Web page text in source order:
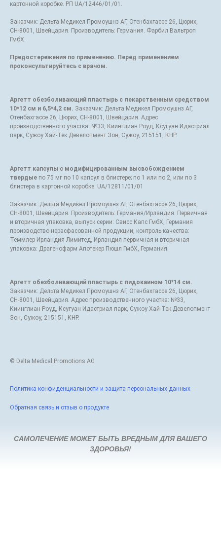
картонной коробке. РП UA/12446/01/01.
Заказчик: Дельта Медикел Промоушнз АГ, Отенбахгассе 26, Цюрих,
СН-8001, Швейцария. Производитель: Германия. Фарбил Вальтроп
ГмбХ.
Предостережения по применению. Перед применением
проконсультируйтесь с врачом.
Аргетт обезболивающий пластырь с лекарственным средством
10*12 см и 6,5*4,2 см. Заказчик: Дельта Медикел Промоушнз АГ,
Отенбахгассе 26, Цюрих, СН-8001, Швейцария. Адрес
производственного участка: №33, Киинглиан Роуд, Ксугуан Идастриал
парк, Сужоу Хай-Тек Девелопмент Зон, Сужоу, 215151, КНР.
Аргетт капсулы с модифицированным высвобождением
твердые по 75 мг по 10 капсул в блистере; по 1 или по 2, или по 3
блистера в картонной коробке. UA/12811/01/01
Заказчик: Дельта Медикел Промоушнз АГ, Отенбахгассе 26, Цюрих,
СН-8001, Швейцария. Производитель: Германия/Ирландия. Первичная
и вторичная упаковка, выпуск серии: Свисс Капс ГмбХ, Германия
производство нерасфасованной продукции, контроль качества:
Теммлер Ирландия Лимитед, Ирландия первичная и вторичная
упаковка: Драгенофарм Апотекер Пюшл ГмбХ, Германия.
Аргетт обезболивающий пластырь с лидокаином 10*14 см.
Заказчик: Дельта Медикел Промоушнз АГ, Отенбахгассе 26, Цюрих,
СН-8001, Швейцария. Адрес производственного участка: №33,
Киинглиан Роуд, Ксугуан Идастриал парк, Сужоу Хай-Тек Девелопмент
Зон, Сужоу, 215151, КНР.
© Delta Medical Promotions AG
Политика конфиденциальности и защита персональных данных
Обратная связь и отзыв о продукте
САМОЛЕЧЕНИЕ МОЖЕТ БЫТЬ ВРЕДНЫМ ДЛЯ ВАШЕГО
ЗДОРОВЬЯ!